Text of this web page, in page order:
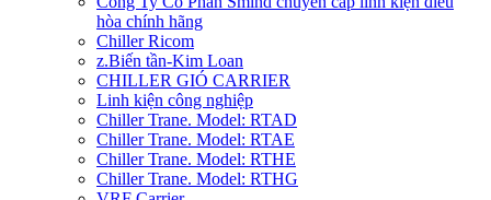
hòa chính hãng
Chiller Ricom
z.Biến tần-Kim Loan
CHILLER GIÓ CARRIER
Linh kiện công nghiệp
Chiller Trane. Model: RTAD
Chiller Trane. Model: RTAE
Chiller Trane. Model: RTHE
Chiller Trane. Model: RTHG